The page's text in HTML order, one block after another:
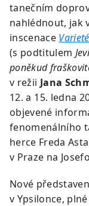
tanečním
nahlédnout, jak
inscenace
(s podtitulem
poněkud
v režii Jana
12. a 15. ledna
objevené
fenomenálního
herce Freda
v Praze na
Nové
v Ypsilonce,